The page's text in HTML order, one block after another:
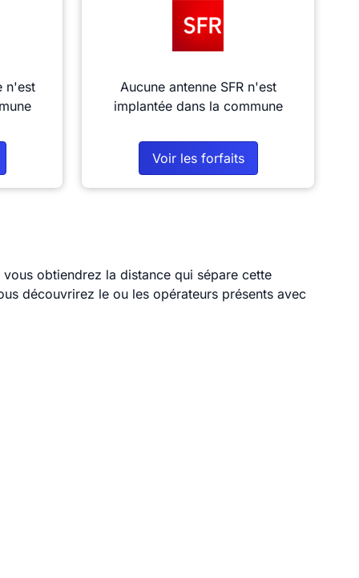
n'est
Aucune antenne SFR n'est
implantée dans la commune
Voir les forfaits
obtiendrez la distance qui sépare cette
découvrirez le ou les opérateurs présents avec